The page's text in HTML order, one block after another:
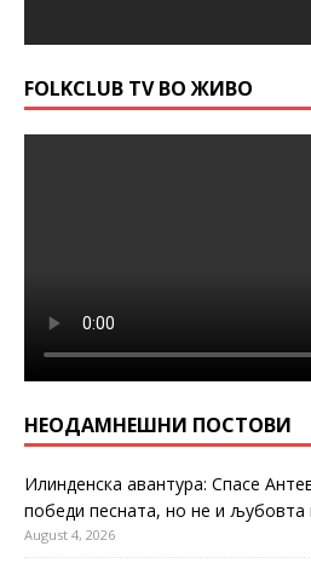
FOLKCLUB TV ВО ЖИВО
НЕОДАМНЕШНИ ПОСТОВИ
Илинденска авантура: Спасе
победи песната, но не и љубовта
August 4, 2026